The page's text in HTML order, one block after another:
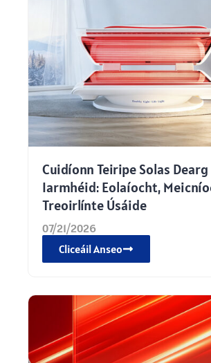
Cuidíonn Teiripe Solas Dearg
Iarmhéid: Eolaíocht,
Treoirlínte Úsáide
07/21/2026
Cliceáil Anseo